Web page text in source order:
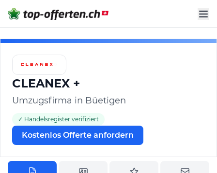
CLEANEX +
Umzugsfirma in Büetigen
✓ Handelsregister verifiziert
Kostenlos Offerte anfordern